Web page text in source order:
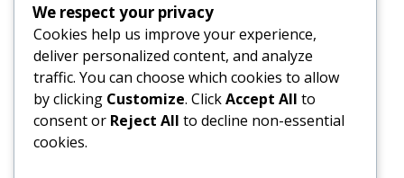
3
4 5 6 8
10
11 12 13 14 15
16
17
18 19 20 21 22
24
We respect your privacy
Cookies help us improve your experience,
deliver personalized content, and analyze
traffic. You can choose which cookies to allow
by clicking Customize. ClickAccept All to
consent or Reject All to decline non-essential
cookies.